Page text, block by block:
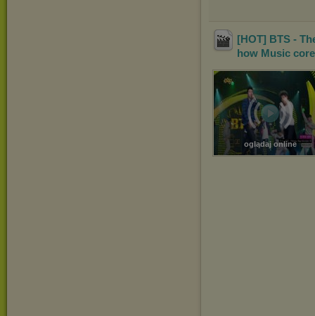
[HOT] BTS -
how Music core
oglądaj online